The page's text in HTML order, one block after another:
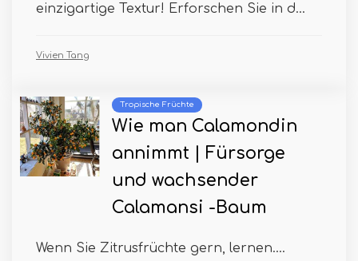
einzigartige Textur! Erforschen Sie in d...
Vivien Tang
Tropische Früchte
Wie man Calamondin
annimmt | Fürsorge
und wachsender
Calamansi -Baum
Wenn Sie Zitrusfrüchte gern, lernen....